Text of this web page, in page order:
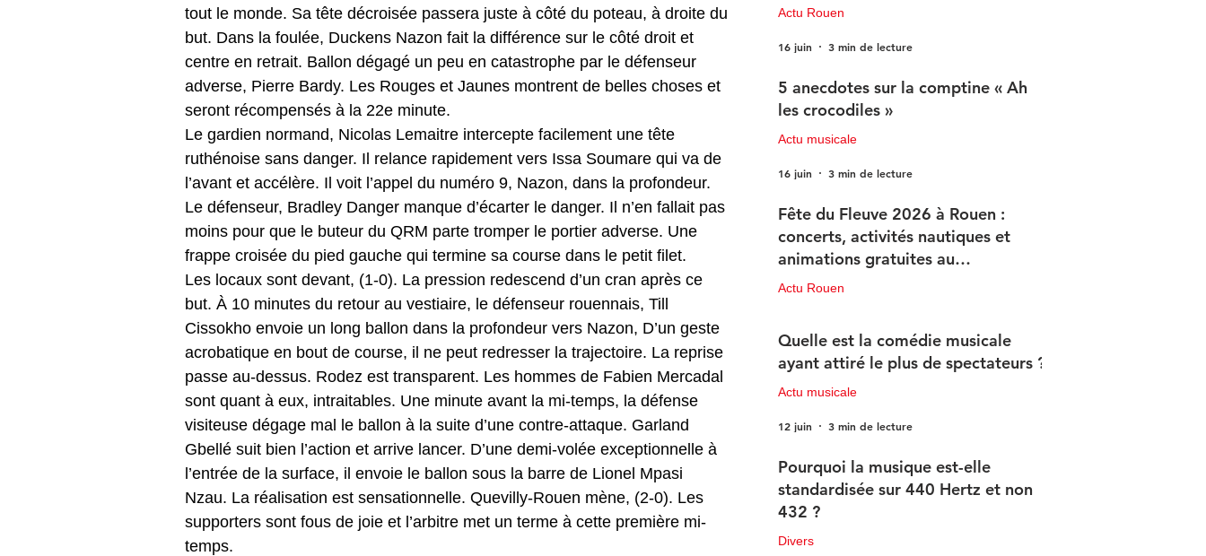
tout le monde. Sa tête décroisée passera juste à côté du poteau, à droite du
but. Dans la foulée, Duckens Nazon fait la différence sur le côté droit et
centre en retrait. Ballon dégagé un peu en catastrophe par le défenseur
adverse, Pierre Bardy. Les Rouges et Jaunes montrent de belles choses et
seront récompensés à la 22e minute.
Le gardien normand, Nicolas Lemaitre intercepte facilement une tête
ruthénoise sans danger. Il relance rapidement vers Issa Soumare qui va de
l’avant et accélère. Il voit l’appel du numéro 9, Nazon, dans la profondeur.
Le défenseur, Bradley Danger manque d’écarter le danger. Il n’en fallait pas
moins pour que le buteur du QRM parte tromper le portier adverse. Une
frappe croisée du pied gauche qui termine sa course dans le petit filet.
Les locaux sont devant, (1-0). La pression redescend d’un cran après ce
but. À 10 minutes du retour au vestiaire, le défenseur rouennais, Till
Cissokho envoie un long ballon dans la profondeur vers Nazon, D’un geste
acrobatique en bout de course, il ne peut redresser la trajectoire. La reprise
passe au-dessus. Rodez est transparent. Les hommes de Fabien Mercadal
sont quant à eux, intraitables. Une minute avant la mi-temps, la défense
visiteuse dégage mal le ballon à la suite d’une contre-attaque. Garland
Gbellé suit bien l’action et arrive lancer. D’une demi-volée exceptionnelle à
l’entrée de la surface, il envoie le ballon sous la barre de Lionel Mpasi
Nzau. La réalisation est sensationnelle. Quevilly-Rouen mène, (2-0). Les
supporters sont fous de joie et l’arbitre met un terme à cette première mi-
temps.
Actu Rouen
16 juin 3 min de lecture
5 anecdotes sur la comptine « Ah
les crocodiles »
Actu musicale
16 juin 3 min de lecture
Fête du Fleuve 2026 à Rouen :
concerts, activités nautiques et
animations gratuites au
programme
Actu Rouen
Quelle est la comédie musicale
ayant attiré le plus de spectateurs ?
Actu musicale
12 juin 3 min de lecture
Pourquoi la musique est-elle
standardisée sur 440 Hertz et non
432 ?
Divers